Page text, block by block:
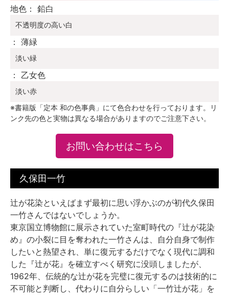
地色： 鉛白
不透明度の高い白
： 薄緑
淡い緑
： 乙女色
淡い赤
※書籍版「定本 和の色事典」にて色合わせを行っております。リ
ンク先の色と実物は異なる場合がありますのでご注意下さい。
お問い合わせはこちら
久保田一竹
辻が花染といえばまず最初に思い浮かぶのが初代久保田
一竹さんではないでしょうか。
東京国立博物館に展示されていた室町時代の『辻が花染
め』の小裂に目を奪われた一竹さんは、自分自身で制作
したいと熱望され、単に復元するだけでなく現代に調和
した『辻が花』を確立すべく研究に没頭しましたが、
1962年、伝統的な辻が花を完璧に復元するのは技術的に
不可能と判断し、代わりに自分らしい「一竹辻が花」を